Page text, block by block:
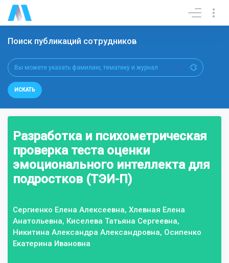
Поиск публикаций сотрудников
ИСКАТЬ
Разработка и психометрическая
проверка теста оценки
эмоционального интеллекта для
подростков (ТЭИ-П)
Сергиенко Елена Алексеевна, Хлевная Елена
Анатольевна, Киселева Татьяна Сергеевна,
Никитина Александра Александровна, Осипенко
Екатерина Ивановна